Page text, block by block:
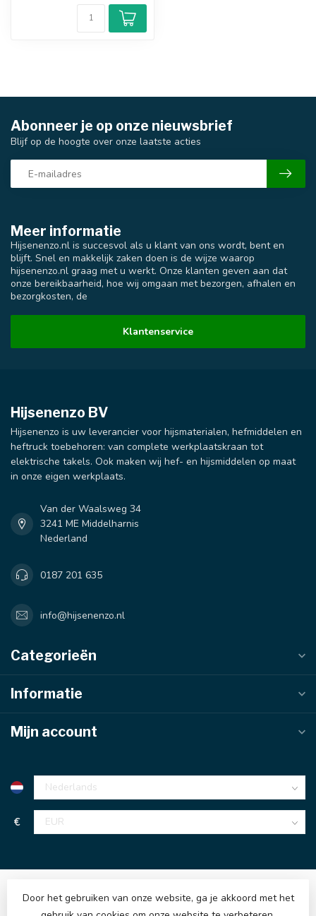
Meer informatie
Hijsenenzo.nl is succesvol als u klant van ons wordt, bent en
blijft. Snel en makkelijk zaken doen is de wijze waarop
hijsenenzo.nl graag met u werkt. Onze klanten geven aan dat
onze bereikbaarheid, hoe wij omgaan met bezorgen, afhalen en
bezorgkosten, de
Klantenservice
Abonneer je op onze nieuwsbrief
Blijf op de hoogte over onze laatste acties
Hijsenenzo BV
Hijsenenzo is uw leverancier voor hijsmaterialen, hefmiddelen en
heftruck toebehoren: van complete werkplaatskraan tot
elektrische takels. Ook maken wij hef- en hijsmiddelen op maat
in onze eigen werkplaats.
Van der Waalsweg 34
3241 ME Middelharnis
Nederland
0187 201 635
info@hijsenenzo.nl
Categorieën
Informatie
Mijn account
€
Door het gebruiken van onze website, ga je akkoord met het